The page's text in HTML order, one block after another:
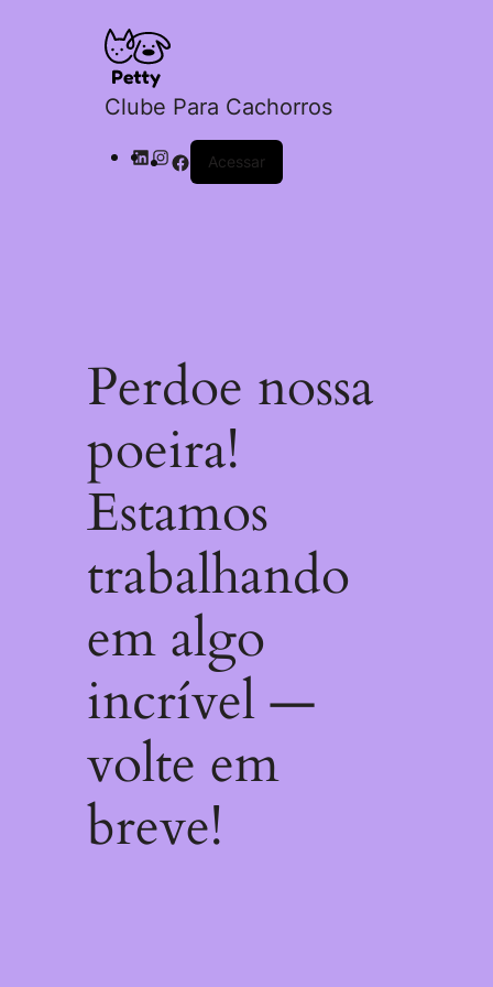
Clube Para Cachorros
LinkedIn
Instagram
Facebook
Acessar
Perdoe nossa
poeira!
Estamos
trabalhando
em algo
incrível —
volte em
breve!